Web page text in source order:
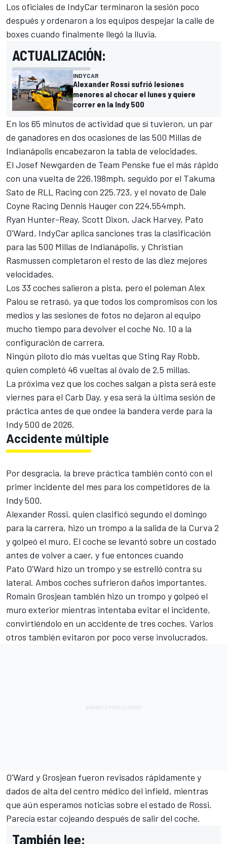
Los oficiales de IndyCar terminaron la sesión poco
después y ordenaron a los equipos despejar la calle de
boxes cuando finalmente llegó la lluvia.
ACTUALIZACIÓN:
INDYCAR
Alexander Rossi sufrió lesiones
menores al chocar el lunes y quiere
correr en la Indy 500
En los 65 minutos de actividad que sí tuvieron, un par
de ganadores en dos ocasiones de las 500 Millas de
Indianápolis encabezaron la tabla de velocidades.
El Josef Newgarden de Team Penske fue el más rápido
con una vuelta de 226.198mph, seguido por el Takuma
Sato de RLL Racing con 225.723, y el novato de Dale
Coyne Racing Dennis Hauger con 224.554mph.
Ryan Hunter-Reay, Scott Dixon, Jack Harvey, Pato
O'Ward, IndyCar aplica sanciones tras la clasificación
para las 500 Millas de Indianápolis, y Christian
Rasmussen completaron el resto de las diez mejores
velocidades.
Los 33 coches salieron a pista, pero el poleman Alex
Palou se retrasó, ya que todos los compromisos con los
medios y las sesiones de fotos no dejaron al equipo
mucho tiempo para devolver el coche No. 10 a la
configuración de carrera.
Ningún piloto dio más vueltas que Sting Ray Robb,
quien completó 46 vueltas al óvalo de 2.5 millas.
La próxima vez que los coches salgan a pista será este
viernes para el Carb Day, y esa será la última sesión de
práctica antes de que ondee la bandera verde para la
Indy 500 de 2026.
Accidente múltiple
Por desgracia, la breve práctica también contó con el
primer incidente del mes para los competidores de la
Indy 500.
Alexander Rossi, quien clasificó segundo el domingo
para la carrera, hizo un trompo a la salida de la Curva 2
y golpeó el muro. El coche se levantó sobre un costado
antes de volver a caer, y fue entonces cuando
Pato O'Ward hizo un trompo y se estrelló contra su
lateral. Ambos coches sufrieron daños importantes.
Romain Grosjean también hizo un trompo y golpeó el
muro exterior mientras intentaba evitar el incidente,
convirtiéndolo en un accidente de tres coches. Varios
otros también evitaron por poco verse involucrados.
O'Ward y Grosjean fueron revisados rápidamente y
dados de alta del centro médico del infield, mientras
que aún esperamos noticias sobre el estado de Rossi.
Parecía estar cojeando después de salir del coche.
También lee: